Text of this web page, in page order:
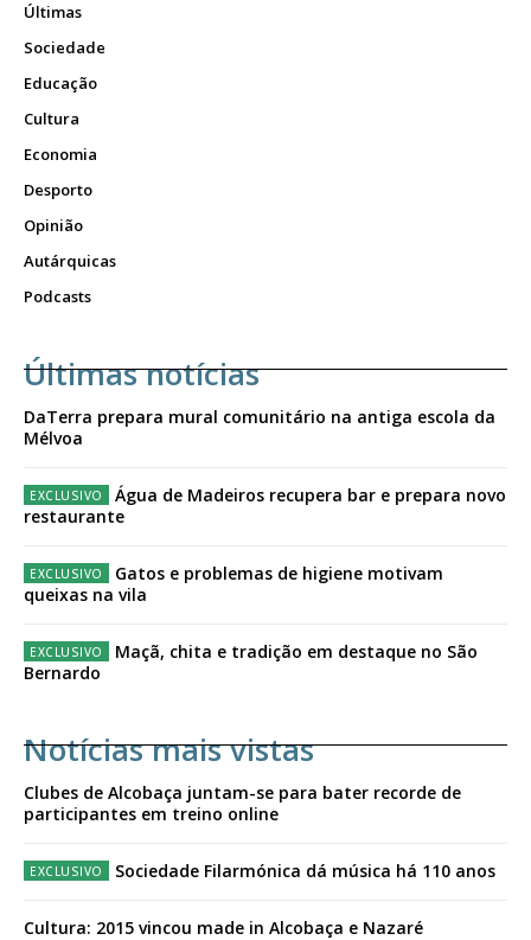
Últimas
Sociedade
Educação
Cultura
Economia
Desporto
Opinião
Autárquicas
Podcasts
Últimas notícias
DaTerra prepara mural comunitário na antiga escola da
Mélvoa
Água de Madeiros recupera bar e prepara novo
restaurante
Gatos e problemas de higiene motivam
queixas na vila
Maçã, chita e tradição em destaque no São
Bernardo
Notícias mais vistas
Clubes de Alcobaça juntam-se para bater recorde de
participantes em treino online
Sociedade Filarmónica dá música há 110 anos
Cultura: 2015 vincou made in Alcobaça e Nazaré